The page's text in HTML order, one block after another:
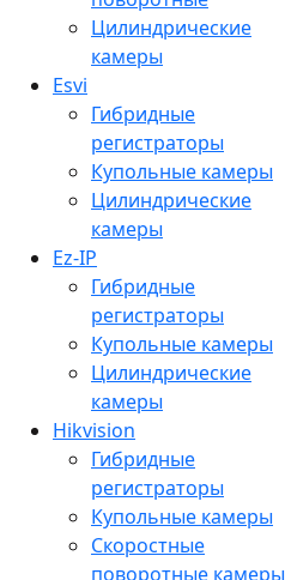
Цилиндрические
камеры
Esvi
Гибридные
регистраторы
Купольные камеры
Цилиндрические
камеры
Ez-IP
Гибридные
регистраторы
Купольные камеры
Цилиндрические
камеры
Hikvision
Гибридные
регистраторы
Купольные камеры
Скоростные
поворотные камеры